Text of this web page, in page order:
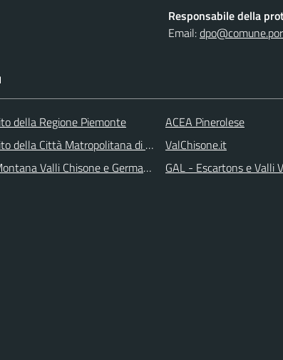
Responsabile della
Email:
della Regione Piemonte
della Città Matropolitana di Torino
Valli Chisone e Germanasca
ACEA Pinerolese
ValChisone.it
GAL - Escartons e Valli